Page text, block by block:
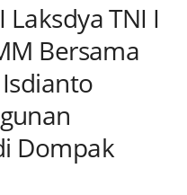
TNI I
Bersama
Dompak